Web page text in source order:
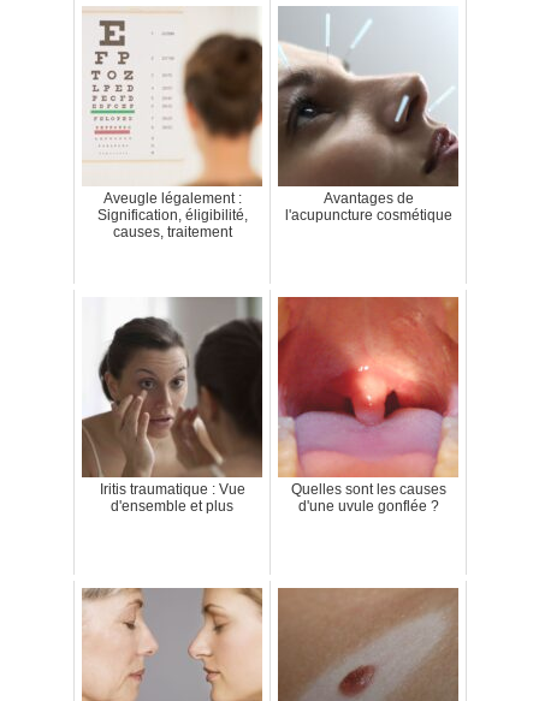
Aveugle légalement :
Signification, éligibilité,
causes, traitement
Avantages de
l'acupuncture cosmétique
Iritis traumatique : Vue
d'ensemble et plus
Quelles sont les causes
d'une uvule gonflée ?